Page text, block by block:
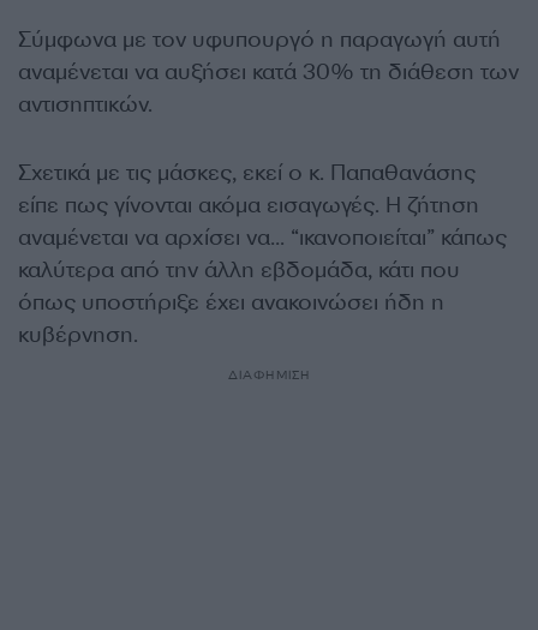
Σύμφωνα με τον υφυπουργό η παραγωγή αυτή
αναμένεται να αυξήσει κατά 30% τη διάθεση των
αντισηπτικών.
Σχετικά με τις μάσκες, εκεί ο κ. Παπαθανάσης
είπε πως γίνονται ακόμα εισαγωγές. Η ζήτηση
αναμένεται να αρχίσει να… “ικανοποιείται” κάπως
καλύτερα από την άλλη εβδομάδα, κάτι που
όπως υποστήριξε έχει ανακοινώσει ήδη η
κυβέρνηση.
ΔΙΑΦΗΜΙΣΗ